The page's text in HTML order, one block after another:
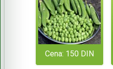
Cena: 150 DIN